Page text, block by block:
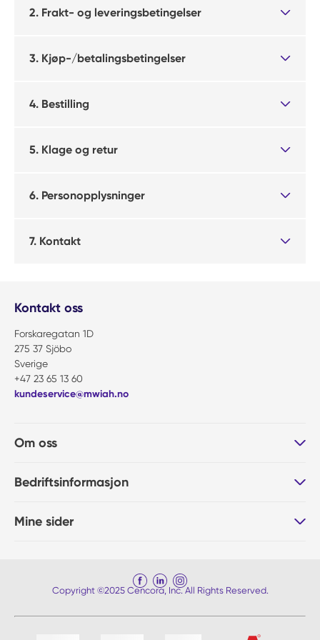
2. Frakt- og leveringsbetingelser
3. Kjøp-/betalingsbetingelser
4. Bestilling
5. Klage og retur
6. Personopplysninger
7. Kontakt
Kontakt oss
Forskaregatan 1D
275 37 Sjöbo
Sverige
+47 23 65 13 60
kundeservice@mwiah.no
Om oss
Bedriftsinformasjon
Mine sider
Copyright ©2025 Cencora, Inc. All Rights Reserved.